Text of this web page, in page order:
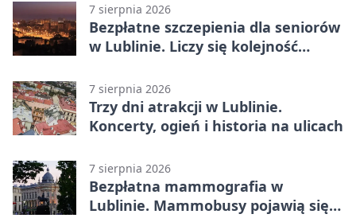
7 sierpnia 2026
Bezpłatne szczepienia dla seniorów
w Lublinie. Liczy się kolejność
7 sierpnia 2026
Trzy dni atrakcji w Lublinie.
Koncerty, ogień i historia na ulicach
7 sierpnia 2026
Bezpłatna mammografia w
Lublinie. Mammobusy pojawią się